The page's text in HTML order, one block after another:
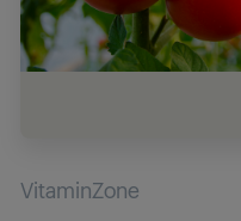
VitaminZone